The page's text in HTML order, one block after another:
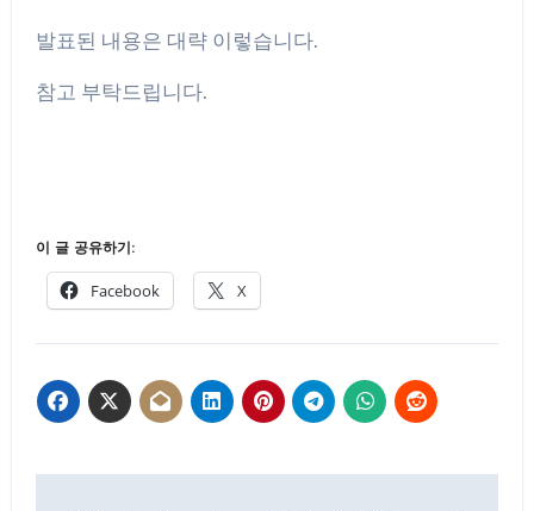
발표된 내용은 대략 이렇습니다.
참고 부탁드립니다.
이 글 공유하기:
Facebook X